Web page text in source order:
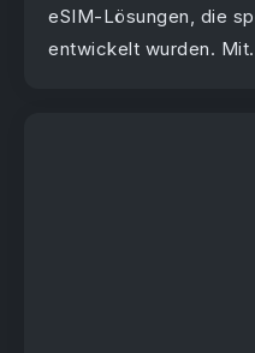
eSIM-Lösungen, die
entwickelt wurden.